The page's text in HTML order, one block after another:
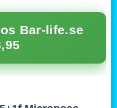
Bar-life.se